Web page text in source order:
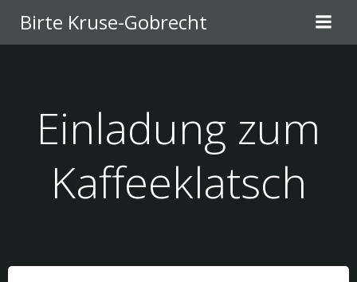
Inhalt
springen
Birte Kruse-Gobrecht
Einladung zum
Kaffeeklatsch